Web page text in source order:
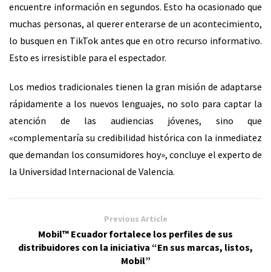
encuentre información en segundos. Esto ha ocasionado que
muchas personas, al querer enterarse de un acontecimiento,
lo busquen en TikTok antes que en otro recurso informativo.
Esto es irresistible para el espectador.
Los medios tradicionales tienen la gran misión de adaptarse
rápidamente a los nuevos lenguajes, no solo para captar la
atención de las audiencias jóvenes, sino que
«complementaría su credibilidad histórica con la inmediatez
que demandan los consumidores hoy», concluye el experto de
la Universidad Internacional de Valencia.
Previous Article
Mobil™ Ecuador fortalece los perfiles de sus
distribuidores con la iniciativa “En sus marcas, listos,
Mobil”